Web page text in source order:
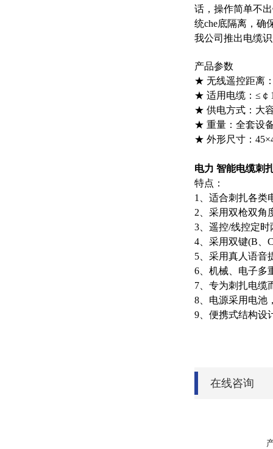
话，操作简单不
统che底隔离，确
我公司推出电缆
产品参数
★ 无线遥控距离
★ 适用电缆：≤￠
★ 供电方式：大
★ 重量：全套设
★ 外形尺寸：
电力 智能电缆刺
特点：
1、适合刺扎各类
2、采用双枪双角
3、遥控/线控定
4、采用双键(B、
5、采用真人语音
6、机械、电子多
7、专为刺扎电缆
8、电源采用电池
9、便携式结构设
在线咨询